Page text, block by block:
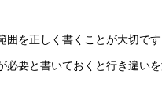
を正しく書くことが大切で
要と書いておくと行き違いを